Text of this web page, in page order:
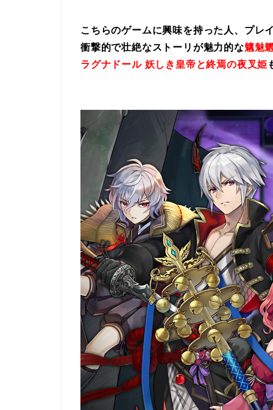
こちらのゲームに興味を持った人、プレ
衝撃的で壮絶なストーリが魅力的な魑魅
ラグナドール 妖しき皇帝と終焉の夜叉姫